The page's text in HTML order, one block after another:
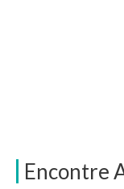
Encontre